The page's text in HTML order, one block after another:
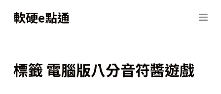
跳
內
軟硬e點通
標籤電腦版八分音符醬遊戲